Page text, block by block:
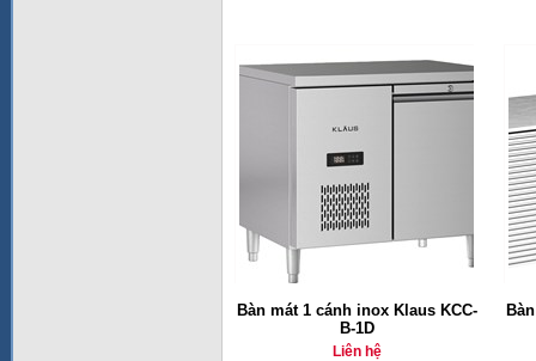
Bàn mát 1 cánh inox Klaus KCC-
B-1D
Liên hệ